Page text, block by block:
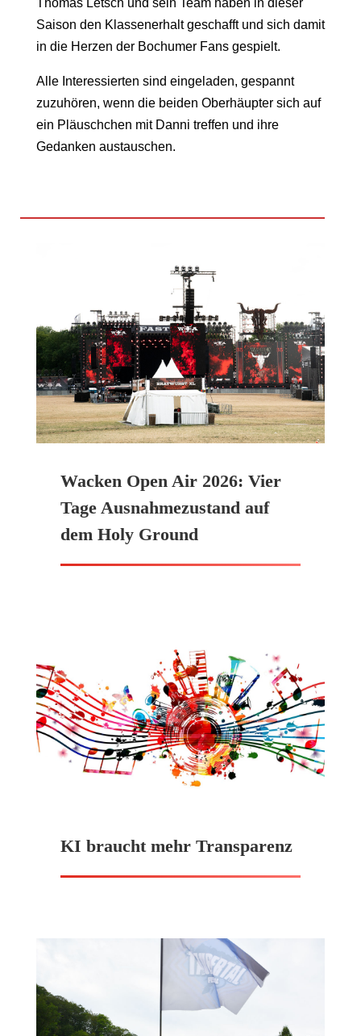
Thomas Letsch und sein Team haben in dieser
Saison den Klassenerhalt geschafft und sich damit
in die Herzen der Bochumer Fans gespielt.
Alle Interessierten sind eingeladen, gespannt
zuzuhören, wenn die beiden Oberhäupter sich auf
ein Pläuschchen mit Danni treffen und ihre
Gedanken austauschen.
Wacken Open Air 2026: Vier
Tage Ausnahmezustand auf
dem Holy Ground
KI braucht mehr Transparenz